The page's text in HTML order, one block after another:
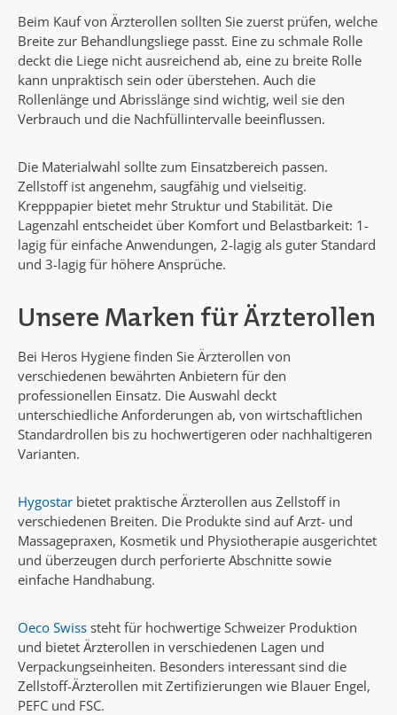
Beim Kauf von Ärzterollen sollten Sie zuerst prüfen, welche
Breite zur Behandlungsliege passt. Eine zu schmale Rolle
deckt die Liege nicht ausreichend ab, eine zu breite Rolle
kann unpraktisch sein oder überstehen. Auch die
Rollenlänge und Abrisslänge sind wichtig, weil sie den
Verbrauch und die Nachfüllintervalle beeinflussen.
Die Materialwahl sollte zum Einsatzbereich passen.
Zellstoff ist angenehm, saugfähig und vielseitig.
Krepppapier bietet mehr Struktur und Stabilität. Die
Lagenzahl entscheidet über Komfort und Belastbarkeit: 1-
lagig für einfache Anwendungen, 2-lagig als guter Standard
und 3-lagig für höhere Ansprüche.
Unsere Marken für Ärzterollen
Bei Heros Hygiene finden Sie Ärzterollen von
verschiedenen bewährten Anbietern für den
professionellen Einsatz. Die Auswahl deckt
unterschiedliche Anforderungen ab, von wirtschaftlichen
Standardrollen bis zu hochwertigeren oder nachhaltigeren
Varianten.
Hygostar bietet praktische Ärzterollen aus Zellstoff in
verschiedenen Breiten. Die Produkte sind auf Arzt- und
Massagepraxen, Kosmetik und Physiotherapie ausgerichtet
und überzeugen durch perforierte Abschnitte sowie
einfache Handhabung.
Oeco Swiss steht für hochwertige Schweizer Produktion
und bietet Ärzterollen in verschiedenen Lagen und
Verpackungseinheiten. Besonders interessant sind die
Zellstoff-Ärzterollen mit Zertifizierungen wie Blauer Engel,
PEFC und FSC.